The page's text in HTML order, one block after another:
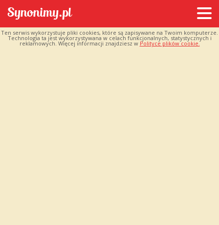
Ten serwis wykorzystuje pliki cookies, które są zapisywane na Twoim komputerze.
Technologia ta jest wykorzystywana w celach funkcjonalnych, statystycznych i
reklamowych. Więcej informacji znajdziesz w Polityce plików cookie.